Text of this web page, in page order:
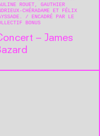
ROUET, GAUTHIER
CHÉRADAME ET FÉLIX
ENCADRÉ PAR LE
BONUS
– James